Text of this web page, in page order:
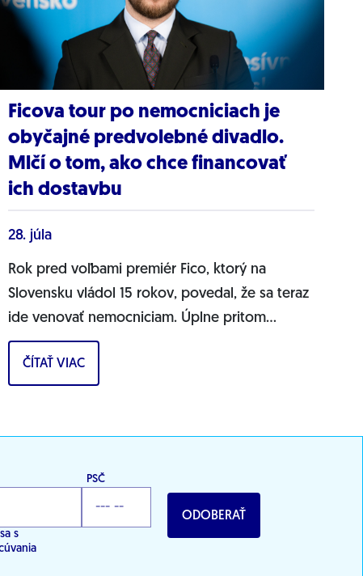
Ficova tour po nemocniciach je
obyčajné predvolebné divadlo.
Mlčí o tom, ako chce financovať
ich dostavbu
28. júla
Rok pred voľbami premiér Fico, ktorý na
Slovensku vládol 15 rokov, povedal, že sa teraz
ide venovať nemocniciam. Úplne pritom
ignoruje drvivú väčšinu problémov
zdravotníctva, vyhlásil...
ČÍTAŤ VIAC
PSČ
s
ODOBERAŤ